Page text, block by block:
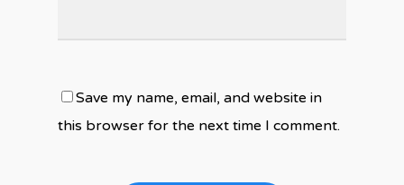
Save my name, email, and website in
this browser for the next time I comment.